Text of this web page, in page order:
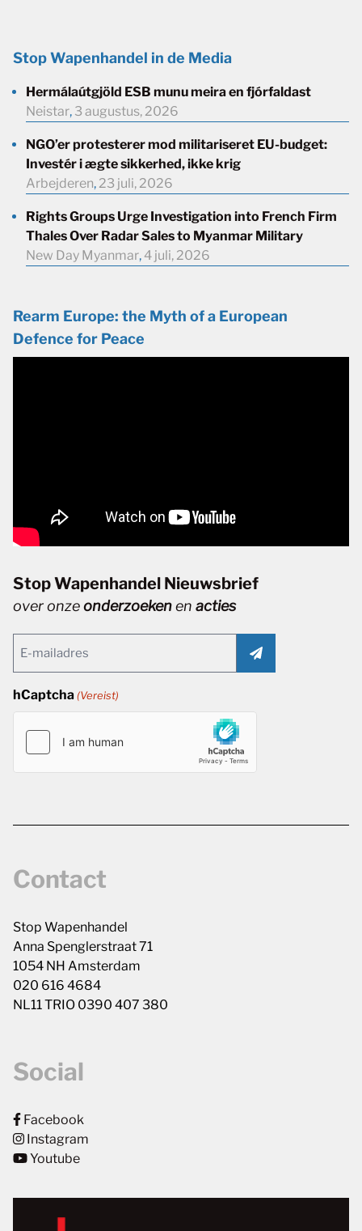
Stop Wapenhandel in de Media
Hermálaútgjöld ESB munu meira en fjórfaldast
Neistar, 3 augustus, 2026
NGO’er protesterer mod militariseret EU-budget:
Investér i ægte sikkerhed, ikke krig
Arbejderen, 23 juli, 2026
Rights Groups Urge Investigation into French Firm
Thales Over Radar Sales to Myanmar Military
New Day Myanmar, 4 juli, 2026
Rearm Europe: the Myth of a European
Defence for Peace
Stop Wapenhandel Nieuwsbrief
over onzeonderzoekenen acties
(Vereist)
hCaptcha (Vereist)
Contact
Stop Wapenhandel
Anna Spenglerstraat 71
1054 NH Amsterdam
020 616 4684
NL11 TRIO 0390 407 380
Social
Facebook
Instagram
Youtube